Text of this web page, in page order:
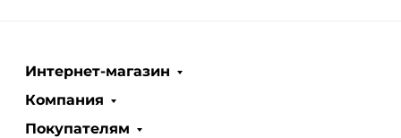
Интернет-магазин
Компания
Покупателям